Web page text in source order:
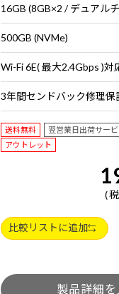
16GB (8GB×2 / デュアル
500GB (NVMe)
送料無料
翌営業日出荷サー
アウトレット
比較リストに追加